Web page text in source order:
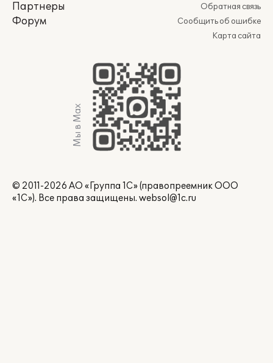
Партнеры
Форум
Обратная связь
Сообщить об ошибке
Карта сайта
Мы в Max
© 2011-2026 АО «Группа 1С» (правопреемник ООО
«1С»). Все права защищены. websol@1c.ru